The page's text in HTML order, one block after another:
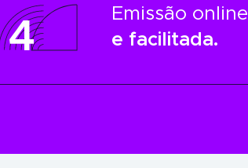
4
Emissão online
e facilitada.